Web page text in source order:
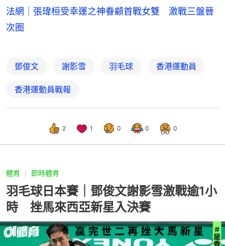
法網｜張瑋桓受幸運之神眷顧首戰女雙 激戰三盤晉
次圈
鄧俊文 謝影雪 羽毛球 香港運動員
香港運動員戰報
2 1 0 0 0
體育 即時體育
羽毛球日本賽｜鄧俊文謝影雪激戰逾1小
時 挫馬來西亞新星入決賽